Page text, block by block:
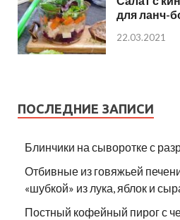
для ланч-
22.03.2021
ПОСЛЕДНИЕ ЗАПИСИ
Блинчики на сыворотке с
Отбивные из говяжьей
«шубкой» из лука, яблок и
Постный кофейный пирог с